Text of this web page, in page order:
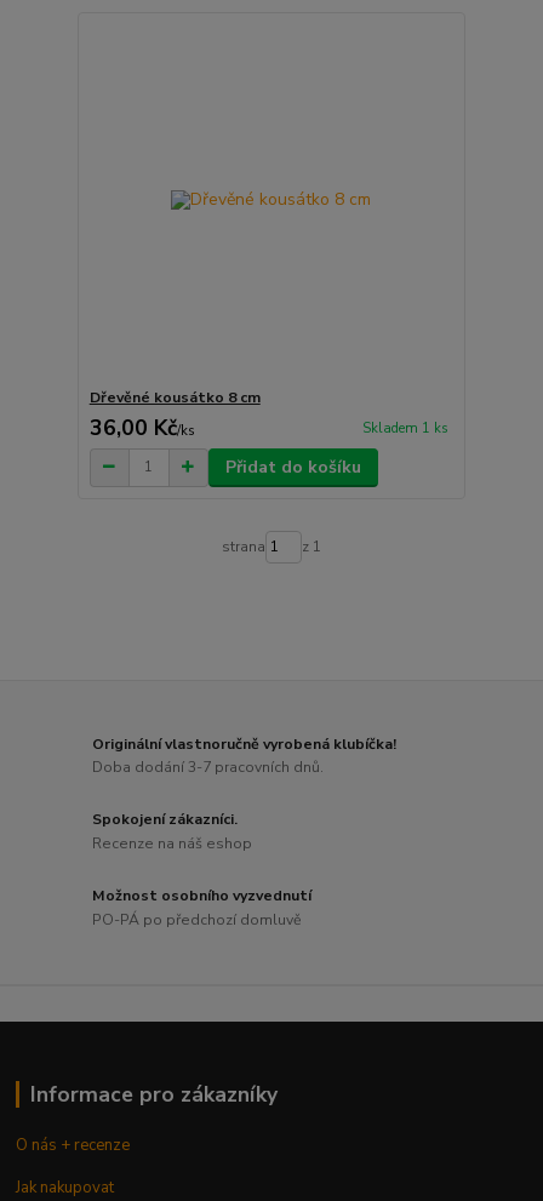
Dřevěné kousátko 8 cm
36,00 Kč/ks Skladem 1 ks
Přidat do košíku
strana z 1
Originální vlastnoručně vyrobená klubíčka!
Doba dodání 3-7 pracovních dnů.
Spokojení zákazníci.
Recenze na náš eshop
Možnost osobního vyzvednutí
PO-PÁ po předchozí domluvě
Informace pro zákazníky
O nás + recenze
Jak nakupovat